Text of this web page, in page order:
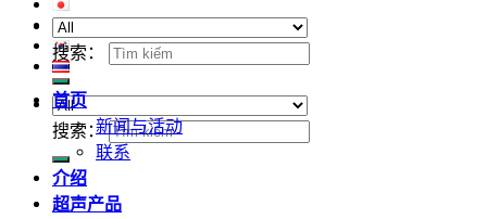
搜索：
搜索：
首页
新闻与活动
联系
介绍
超声产品